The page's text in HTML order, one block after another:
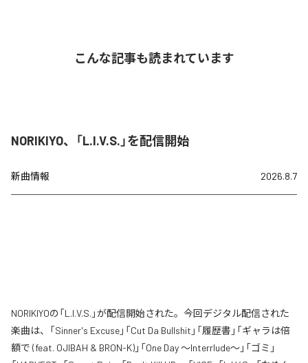
こんな記事も読まれています
NORIKIYO、「L.I.V.S.」を配信開始
新曲情報 2026.8.7
NORIKIYOの「L.I.V.S.」が配信開始された。今回デジタル配信された
楽曲は、「Sinner's Excuse」「Cut Da Bullshit」「履歴書」「ギャラは倍
額で (feat. OJIBAH & BRON-K)」「One Day ～Interrlude～」「ゴミ」